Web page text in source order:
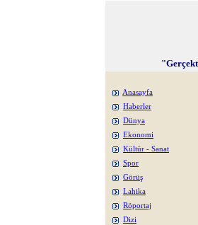
Anasayfa
Haberler
Dünya
Ekonomi
Kültür - Sanat
Spor
Görüş
Lahika
Röportaj
Dizi